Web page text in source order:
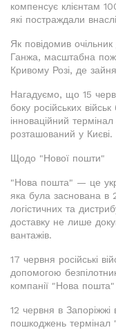
компенсує клієнтам
які постраждали
Як повідомив
Ганжа, масштабна
Кривому Розі, де
Нагадуємо, що 15
боку російських
інноваційний
розташований у Києві.
Щодо "Нової пошти"
"Нова пошта" — це
яка була заснована в
логістичних та
доставку не лише
вантажів.
17 червня російські
допомогою
компанії "Нова пошта"
12 червня в Запоріжжі
пошкоджень термінал